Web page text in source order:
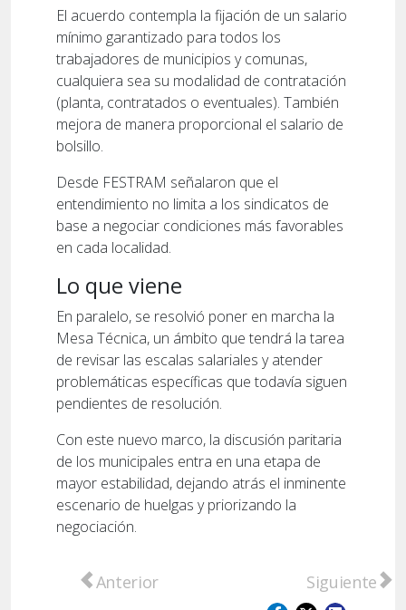
El acuerdo contempla la fijación de un salario
mínimo garantizado para todos los
trabajadores de municipios y comunas,
cualquiera sea su modalidad de contratación
(planta, contratados o eventuales). También
mejora de manera proporcional el salario de
bolsillo.
Desde FESTRAM señalaron que el
entendimiento no limita a los sindicatos de
base a negociar condiciones más favorables
en cada localidad.
Lo que viene
En paralelo, se resolvió poner en marcha la
Mesa Técnica, un ámbito que tendrá la tarea
de revisar las escalas salariales y atender
problemáticas específicas que todavía siguen
pendientes de resolución.
Con este nuevo marco, la discusión paritaria
de los municipales entra en una etapa de
mayor estabilidad, dejando atrás el inminente
escenario de huelgas y priorizando la
negociación.
Artículo anterior: Mil clases públicas en
Anterior Artículo
Siguiente